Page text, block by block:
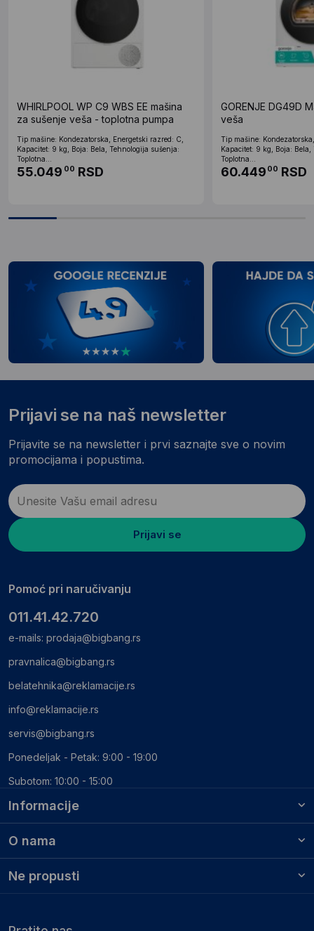
WHIRLPOOL WP C9 WBS EE mašina
za sušenje veša - toplotna pumpa
Tip mašine: Kondezatorska, Energetski razred: C,
Kapacitet: 9 kg, Boja: Bela, Tehnologija sušenja:
Toplotna...
55.049 00 RSD
GORENJE DG49D
veša
Tip mašine:
Kapacitet: 9 kg, Boja:
Toplotna...
60.449 00 RSD
Informacije
O nama
Ne propusti
Prijavi se na naš newsletter
Prijavite se na newsletter i prvi saznajte sve o novim
promocijama i popustima.
Prijavi se
Pomoć pri naručivanju
011.41.42.720
e-mails: prodaja@bigbang.rs
pravnalica@bigbang.rs
belatehnika@reklamacije.rs
info@reklamacije.rs
servis@bigbang.rs
Ponedeljak - Petak: 9:00 - 19:00
Subotom: 10:00 - 15:00